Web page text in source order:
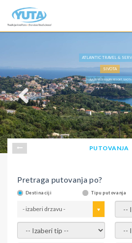
ATLANTIC TRAVEL &
SIVOTA
VILA ZEFIROS LUXURY RESORT, SIVOTA
PUTOVANJA
Pretraga putovanja po?
Destinaciji Tipu putovanja
- izaberi drzavu - -
- izaberi tip - -